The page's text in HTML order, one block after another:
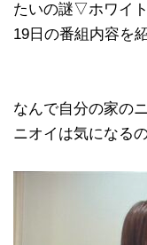
たいの謎▽ホワイ
19日の番組内容を紹
なんで自分の家の
ニオイは気になる